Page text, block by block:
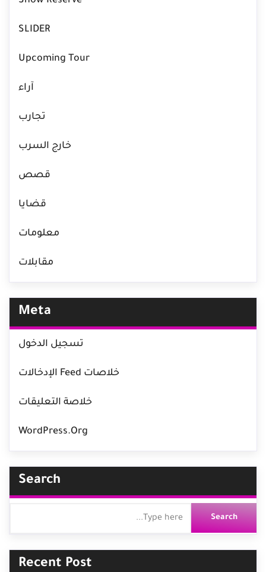
SLIDER
Upcoming Tour
آراء
تجارب
خارج السرب
قصص
قضايا
معلومات
مقابلات
Meta
تسجيل الدخول
خلاصات Feed الإدخالات
خلاصة التعليقات
WordPress.org
Search
Recent Post